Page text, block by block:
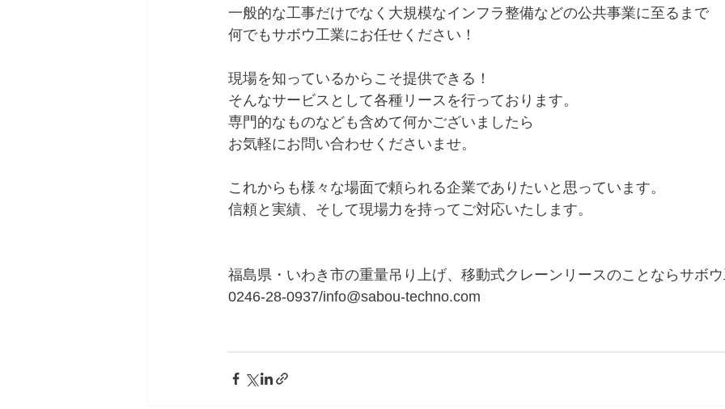
一般的な工事だけでなく大規模なインフラ整備などの公共事業に至るまで
何でもサボウ工業にお任せください！
現場を知っているからこそ提供できる！
そんなサービスとして各種リースを行っております。
専門的なものなども含めて何かございましたら
お気軽にお問い合わせくださいませ。
これからも様々な場面で頼られる企業でありたいと思っています。
信頼と実績、そして現場力を持ってご対応いたします。
福島県・いわき市の重量吊り上げ、移動式クレーンリースのことならサボ
0246-28-0937/info@sabou-techno.com